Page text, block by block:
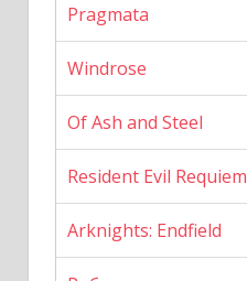
Pragmata
Windrose
Of Ash and Steel
Resident Evil Requiem
Arknights: Endfield